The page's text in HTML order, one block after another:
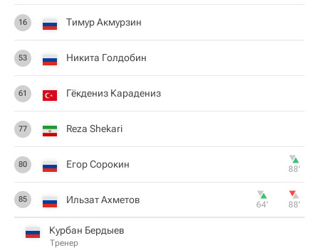
16 Тимур Акмурзин
53 Никита Голдобин
61 Гёкдениз Карадениз
77 Reza Shekari
80 Егор Сорокин 88‎’‎
85 Ильзат Ахметов 64‎’‎ 88‎’‎
Курбан Бердыев
Тренер